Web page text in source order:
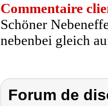
Commentaire
Schöner
nebenbei gleich
Forum de